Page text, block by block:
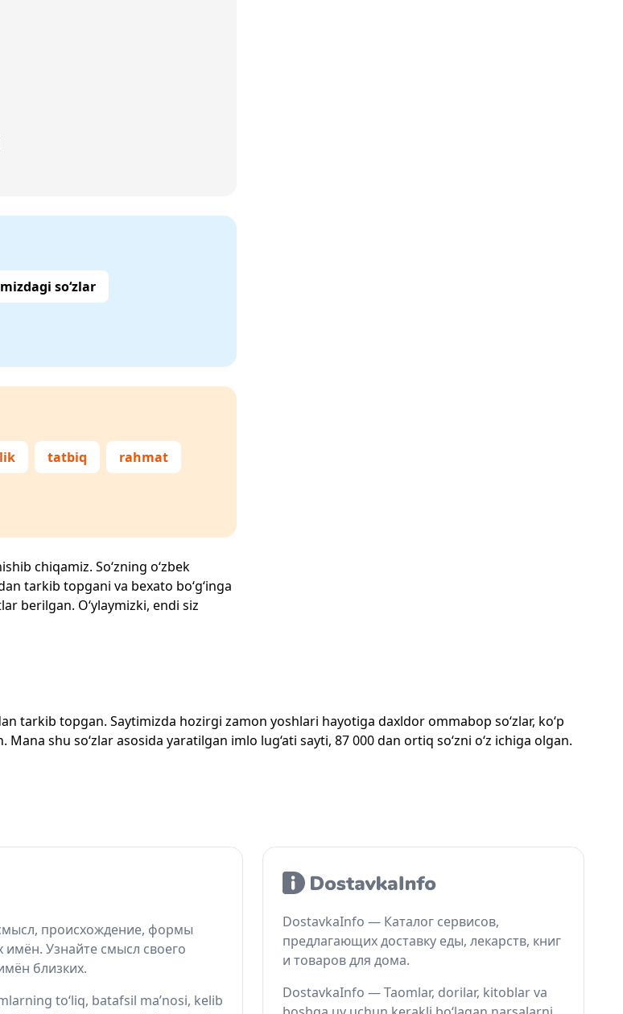
so‘zlar
tatbiq rahmat
chiqamiz. So‘zning o‘zbek
tarkib topgani va bexato bo‘g‘inga
berilgan. O‘ylaymizki, endi siz
tarkib topgan. Saytimizda hozirgi zamon yoshlari hayotiga daxldor ommabop so‘zlar, ko‘p
shu so‘zlar asosida yaratilgan imlo lug‘ati sayti, 87 000 dan ortiq so‘zni o‘z ichiga olgan.
происхождение, формы
имён. Узнайте смысл своего
близких.
to‘liq, batafsil ma’nosi, kelib
DostavkaInfo — Каталог сервисов,
предлагающих доставку еды, лекарств, книг
и товаров для дома.
DostavkaInfo — Taomlar, dorilar, kitoblar va